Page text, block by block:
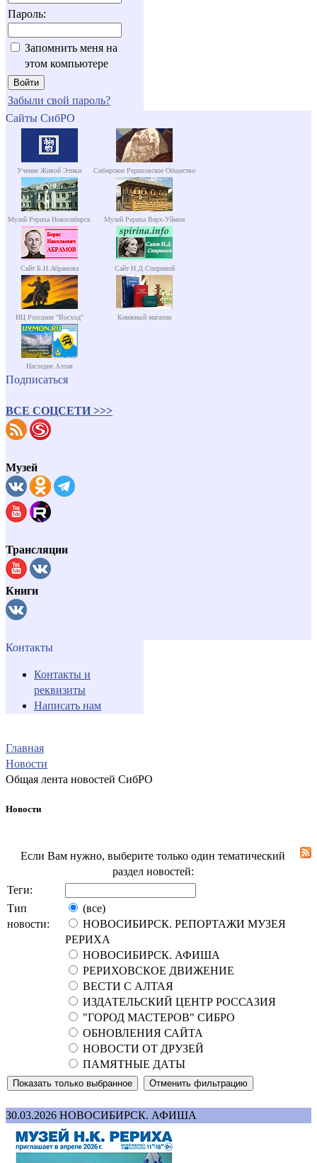
Пароль:
Запомнить меня на
этом компьютере
Забыли свой пароль?
Сайты СибРО
Учение Живой Этики Сибирское Рериховское Общество
Музей Рериха Новосибирск Музей Рериха Верх-Уймон
Сайт Б.Н.Абрамова Сайт Н.Д.Спириной
ИЦ Россазия "Восход" Книжный магазин
Наследие Алтая
Подписаться
ВСЕ СОЦСЕТИ >>>
Музей
Трансляции
Книги
Контакты
Контакты и
реквизиты
Написать нам
Главная
Новости
Общая лента новостей СибРО
Новости
Если Вам нужно, выберите только один тематический
раздел новостей:
Теги:
Тип
новости:
(все)
НОВОСИБИРСК. РЕПОРТАЖИ МУЗЕЯ
РЕРИХА
НОВОСИБИРСК. АФИША
РЕРИХОВСКОЕ ДВИЖЕНИЕ
ВЕСТИ С АЛТАЯ
ИЗДАТЕЛЬСКИЙ ЦЕНТР РОССАЗИЯ
"ГОРОД МАСТЕРОВ" СИБРО
ОБНОВЛЕНИЯ САЙТА
НОВОСТИ ОТ ДРУЗЕЙ
ПАМЯТНЫЕ ДАТЫ
30.03.2026 НОВОСИБИРСК. АФИША